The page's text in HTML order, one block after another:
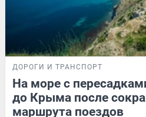
ДОРОГИ И ТРАНСПОРТ
На море с
до Крыма после
маршрута поездов